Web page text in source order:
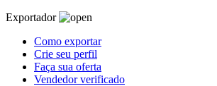
Exportador
Como exportar
Crie seu perfil
Faça sua oferta
Vendedor verificado